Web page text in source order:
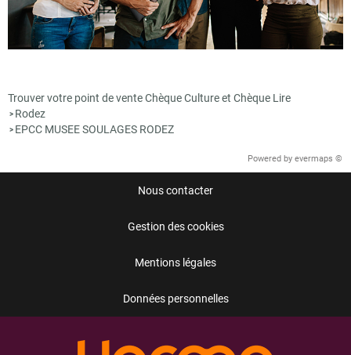
Trouver votre point de vente Chèque Culture et Chèque Lire
> Rodez
> EPCC MUSEE SOULAGES RODEZ
Powered by evermaps ©
Nous contacter
Gestion des cookies
Mentions légales
Données personnelles